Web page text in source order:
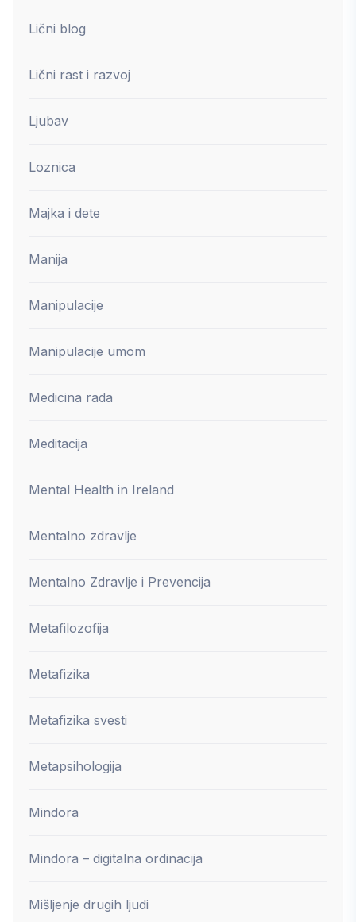
Lični blog
Lični rast i razvoj
Ljubav
Loznica
Majka i dete
Manija
Manipulacije
Manipulacije umom
Medicina rada
Meditacija
Mental Health in Ireland
Mentalno zdravlje
Mentalno Zdravlje i Prevencija
Metafilozofija
Metafizika
Metafizika svesti
Metapsihologija
Mindora
Mindora – digitalna ordinacija
Mišljenje drugih ljudi